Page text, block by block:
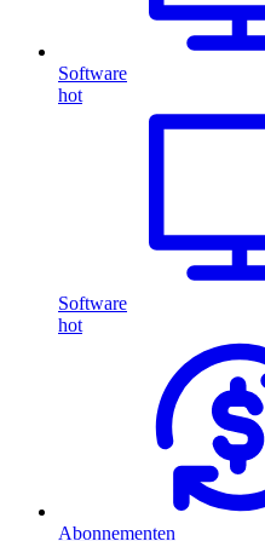
Software
hot
Software
hot
Abonnementen